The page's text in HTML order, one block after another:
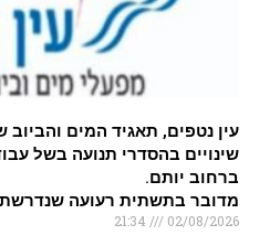
עין נטפים, תאגיד המים
שינויים בהסדרי תנועה בשל
ברחוב יותם.
מדובר בתשתית רעועה
02/08/2026